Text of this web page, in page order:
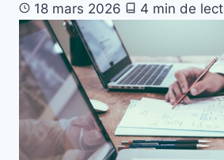
18 mars 2026 4 min de